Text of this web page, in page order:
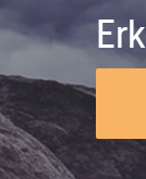
wie man sich
wie ein Vorab-Anruf